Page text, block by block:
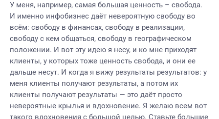
У меня, например, самая большая ценность – свобода.
И именно инфобизнес даёт невероятную свободу во
всём: свободу в финансах, свободу в реализации,
свободу с кем общаться, свободу в географическом
положении. И вот эту идею я несу, и ко мне приходят
клиенты, у которых тоже ценность свобода, и они ее
дальше несут. И когда я вижу результаты результатов: у
меня клиенты получают результаты, а потом их
клиенты получают результаты — это даёт просто
невероятные крылья и вдохновение. Я желаю всем вот
такого вдохновения с большой целью. Ставьте большие